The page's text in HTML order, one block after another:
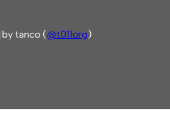
by tanco (@t011org)